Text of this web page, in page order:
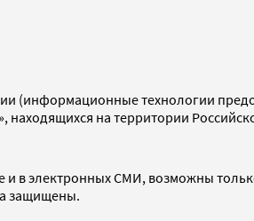
(информационные технологии
находящихся на территории
в электронных СМИ, возможны
защищены.